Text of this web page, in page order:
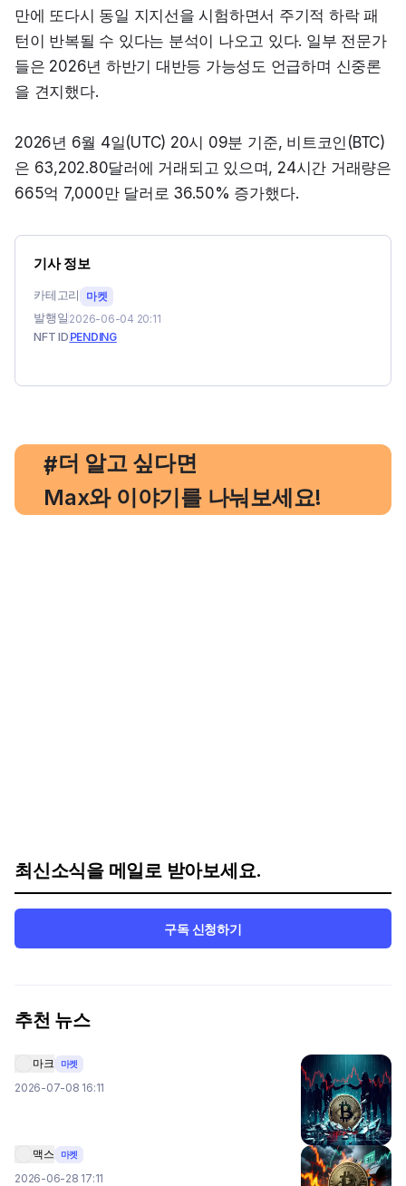
만에 또다시 동일 지지선을 시험하면서 주기적 하락 패
턴이 반복될 수 있다는 분석이 나오고 있다. 일부 전문가
들은 2026년 하반기 대반등 가능성도 언급하며 신중론
을 견지했다.
2026년 6월 4일(UTC) 20시 09분 기준, 비트코인(BTC)
은 63,202.80달러에 거래되고 있으며, 24시간 거래량은
665억 7,000만 달러로 36.50% 증가했다.
기사 정보
카테고리 마켓
발행일 2026-06-04 20:11
NFT ID PENDING
#
, 더 알고 싶다면
Max와 이야기를 나눠보세요!
최신소식을 메일로 받아보세요.
구독 신청하기
추천 뉴스
마크 마켓
2026-07-08 16:11
맥스 마켓
2026-06-28 17:11